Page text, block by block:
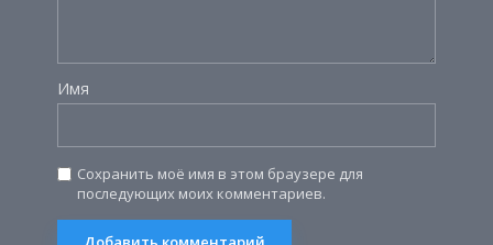
Имя
Сохранить моё имя в этом браузере для
последующих моих комментариев.